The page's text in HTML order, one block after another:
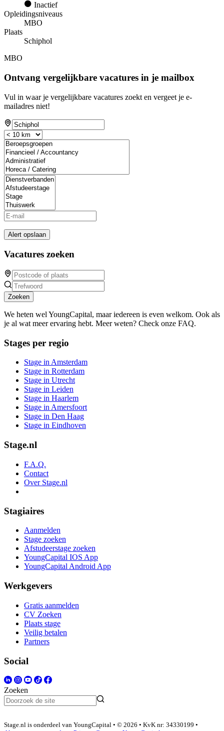
Inactief
Opleidingsniveaus
MBO
Plaats
Schiphol
MBO
Ontvang vergelijkbare vacatures in je mailbox
Vul in waar je vergelijkbare vacatures zoekt en vergeet je e-
mailadres niet!
Alert opslaan
Vacatures zoeken
Zoeken
We heten wel YoungCapital, maar iedereen is even welkom. Ook als
je al wat meer ervaring hebt. Meer weten? Check onze FAQ.
Stages per regio
Stage in Amsterdam
Stage in Rotterdam
Stage in Utrecht
Stage in Leiden
Stage in Haarlem
Stage in Amersfoort
Stage in Den Haag
Stage in Eindhoven
Stage.nl
F.A.Q.
Contact
Over Stage.nl
Stagiaires
Aanmelden
Stage zoeken
Afstudeerstage zoeken
YoungCapital IOS App
YoungCapital Android App
Werkgevers
Gratis aanmelden
CV Zoeken
Plaats stage
Veilig betalen
Partners
Social
Zoeken
Stage.nl is onderdeel van YoungCapital • © 2026 • KvK nr: 34330199 •